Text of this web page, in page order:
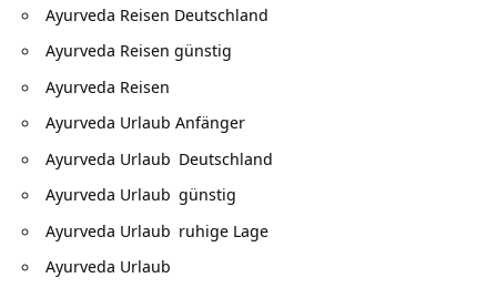
Ayurveda Reisen Deutschland
Ayurveda Reisen günstig
Ayurveda Reisen
Ayurveda Urlaub Anfänger
Ayurveda Urlaub Deutschland
Ayurveda Urlaub günstig
Ayurveda Urlaub ruhige Lage
Ayurveda Urlaub